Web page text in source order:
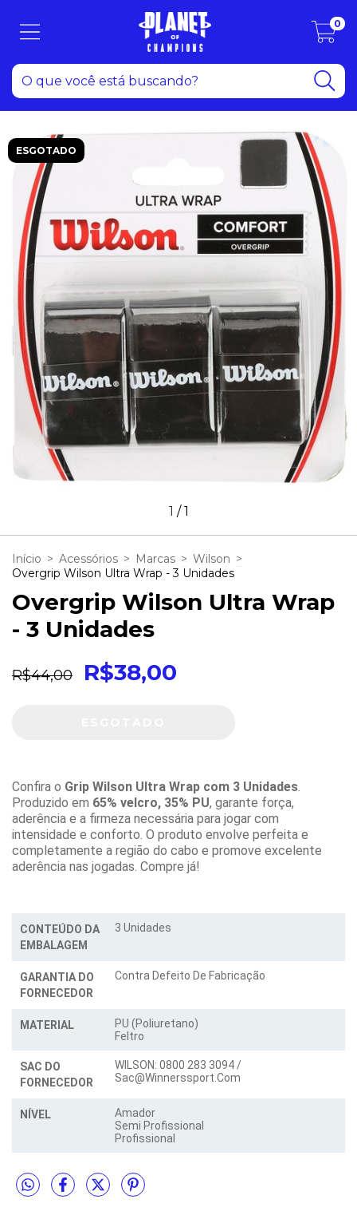
0
ESGOTADO
1 /1
Início > Acessórios > Marcas > Wilson >
Overgrip Wilson Ultra Wrap - 3 Unidades
Overgrip Wilson Ultra Wrap
- 3 Unidades
R$44,00 R$38,00
Confira o Grip Wilson Ultra Wrap com 3 Unidades.
Produzido em 65% velcro, 35% PU, garante força,
aderência e a firmeza necessária para jogar com
intensidade e conforto. O produto envolve perfeita e
completamente a região do cabo e promove excelente
aderência nas jogadas. Compre já!
CONTEÚDO DA
EMBALAGEM
3 Unidades
GARANTIA DO
FORNECEDOR
Contra Defeito De Fabricação
MATERIAL
PU (Poliuretano)
Feltro
SAC DO
FORNECEDOR
WILSON: 0800 283 3094 /
Sac@Winnerssport.Com
NÍVEL
Amador
Semi Profissional
Profissional